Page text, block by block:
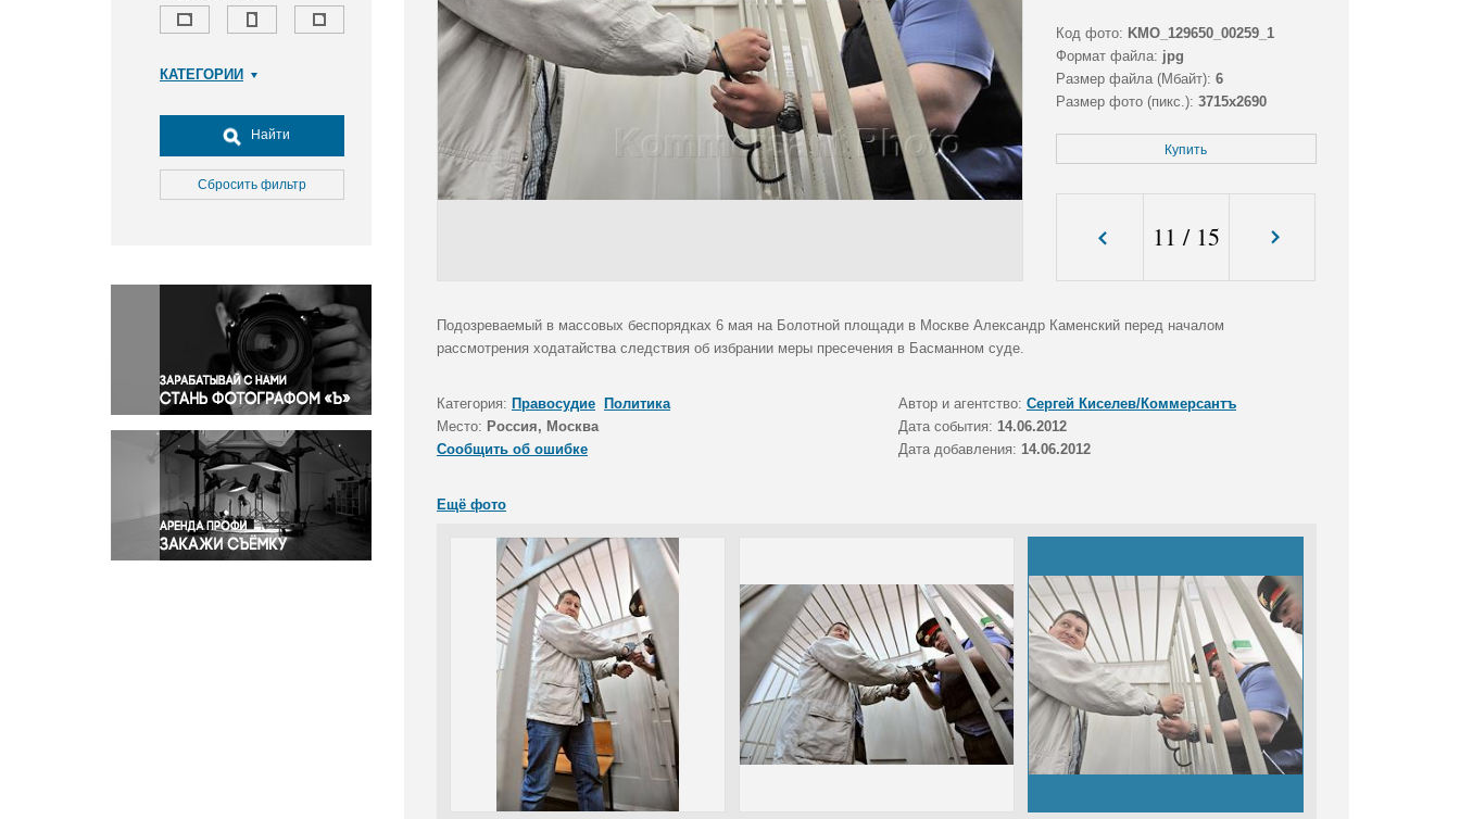
КАТЕГОРИИ
Досуг, туризм и отдых
Культура
Медицина
Окружающая среда
Политика
Правосудие
Происшествия и конфликты
Религия
Светская жизнь
Спорт
Экология
Экономика и бизнес
Найти
Сбросить фильтр
Код фото: KMO_129650_00259_1
Формат файла: jpg
Размер файла (Мбайт): 6
Размер фото (пикс.): 3715x2690
Купить
11 / 15
Подозреваемый в массовых беспорядках 6 мая на Болотной площади в Москве Александр Каменский перед началом
рассмотрения ходатайства следствия об избрании меры пресечения в Басманном суде.
Категория: Правосудие Политика Автор и агентство: Сергей Киселев/Коммерсантъ
Место: Россия, Москва Дата события: 14.06.2012
Сообщить об ошибке
Дата добавления: 14.06.2012
Ещё фото